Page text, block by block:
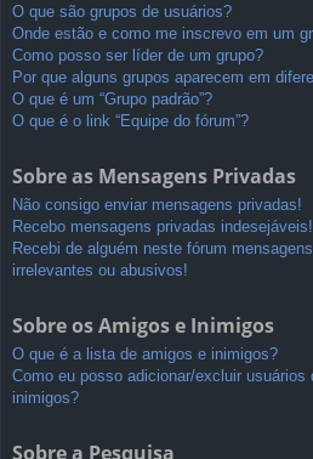
O que são grupos de usuários?
Onde estão e como me inscrevo em um
Como posso ser líder de um grupo?
Por que alguns grupos aparecem em
O que é um “Grupo padrão”?
O que é o link “Equipe do fórum”?
Sobre as Mensagens Privadas
Não consigo enviar mensagens privadas!
Recebo mensagens privadas indesejáveis!
Recebi de alguém neste fórum
irrelevantes ou abusivos!
Sobre os Amigos e Inimigos
O que é a lista de amigos e inimigos?
Como eu posso adicionar/excluir
inimigos?
Sobre a Pesquisa